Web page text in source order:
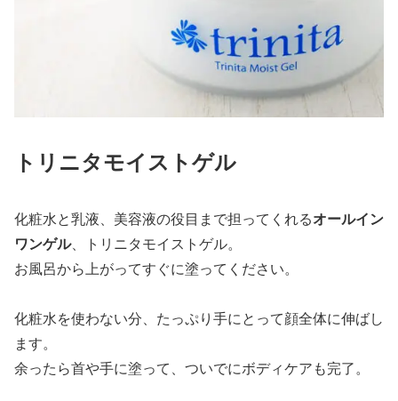
トリニタモイストゲル
化粧水と乳液、美容液の役目まで担ってくれるオールイン
ワンゲル、トリニタモイストゲル。
お風呂から上がってすぐに塗ってください。
化粧水を使わない分、たっぷり手にとって顔全体に伸ばし
ます。
余ったら首や手に塗って、ついでにボディケアも完了。